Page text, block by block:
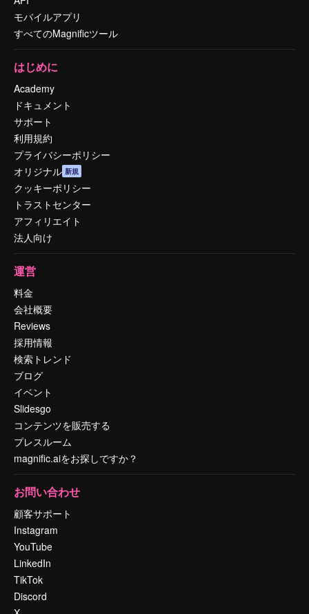
モバイルアプリ
すべてのMagnificツール
はじめに
Academy
ドキュメント
サポート
利用規約
プライバシーポリシー
オリジナル 新規
クッキーポリシー
トラストセンター
アフィリエイト
法人向け
運営
料金
会社概要
Reviews
採用情報
検索トレンド
ブログ
イベント
Slidesgo
コンテンツを販売する
プレスルーム
magnific.aiをお探しですか？
お問い合わせ
顧客サポート
Instagram
YouTube
LinkedIn
TikTok
Discord